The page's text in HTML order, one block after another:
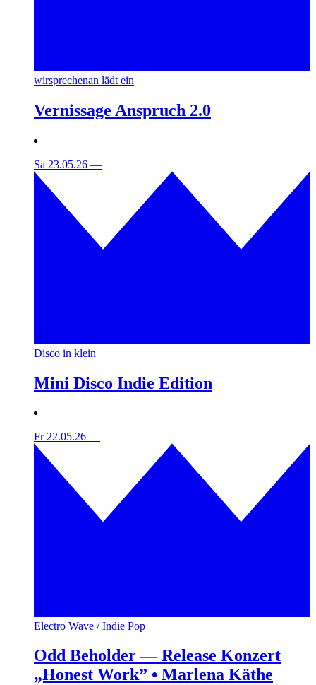
wirsprechenan lädt ein
Vernissage Anspruch 2.0
Sa 23.05.26 —
Disco in klein
Mini Disco Indie Edition
Fr 22.05.26 —
Electro Wave / Indie Pop
Odd Beholder — Release Konzert
„Honest Work” • Marlena Käthe